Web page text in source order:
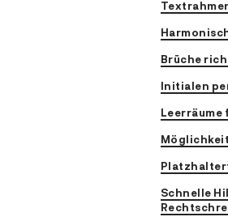
Brüche
Initialen
Leerräume
Schnelle